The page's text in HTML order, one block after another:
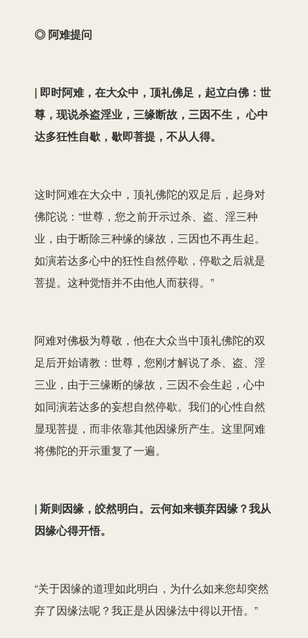
◎ 阿难提问
| 即时阿难，在大众中，顶礼佛足，起立白佛：世
尊，现说杀盗淫业，三缘断故，三因不生， 心中
达多狂性自歇，歇即菩提，不从人得。
这时阿难在大众中，顶礼佛陀的双足后，起身对
佛陀说：“世尊，您之前开示过杀、盗、淫三种
业，由于断除三种缘的缘故，三因也不再生起。
如演若达多心中的狂性自然停歇，停歇之后就是
菩提。这种觉悟并不由他人而获得。”
阿难对佛极为尊敬，他在大众当中顶礼佛陀的双
足后开始请教：世尊，您刚才解说了杀、盗、淫
三业，由于三缘断的缘故，三因不会生起，心中
如同演若达多的妄想自然停歇。我们的心性自然
显现菩提，而非依靠其他因缘所产生。这里阿难
将佛陀的开示重复了一遍。
| 斯则因缘，皎然明白。云何如来顿弃因缘？我从
因缘心得开悟。
“关于因缘的道理如此明白，为什么如来您却突然
弃了因缘法呢？我正是从因缘法中得以开悟。”